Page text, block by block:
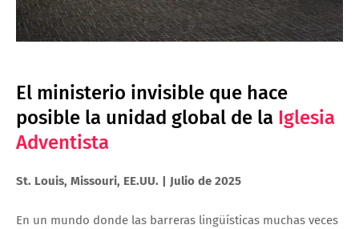
El ministerio invisible que hace
posible la unidad global de la Iglesia
Adventista
St. Louis, Missouri, EE.UU. | Julio de 2025
En un mundo donde las barreras lingüísticas muchas veces